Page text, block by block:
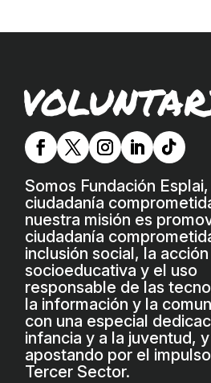
Somos Fundación Esplai,
ciudadanía
nuestra misión es
ciudadanía
inclusión social, la acción
socioeducativa y el uso
responsable de las
la información y la
con una especial
infancia y a la juventud, y
apostando por el
Tercer Sector.